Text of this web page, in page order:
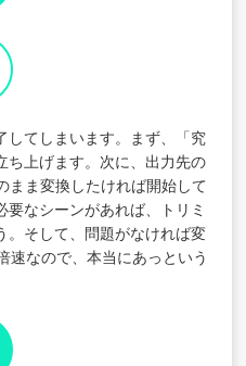
してしまいます。まず、「究
ち上げます。次に、出力先の
まま変換したければ開始して
なシーンがあれば、トリミ
。そして、問題がなければ変
速なので、本当にあっという